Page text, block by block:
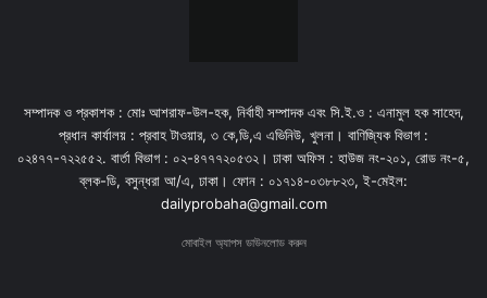
সম্পাদক ও প্রকাশক : মোঃ আশরাফ-উল-হক, নির্বাহী সম্পাদক এবং সি.ই.ও : এনামুল হক সাহেদ,
প্রধান কার্যালয় : প্রবাহ টাওয়ার, ৩ কে,ডি,এ এভিনিউ, খুলনা। বাণিজ্যিক বিভাগ :
০২৪৭৭-৭২২৫৫২. বার্তা বিভাগ : ০২-৪৭৭৭২০৫৩২। ঢাকা অফিস : হাউজ নং-২০১, রোড নং-৫,
ব্লক-ডি, বসুন্ধরা আ/এ, ঢাকা। ফোন : ০১৭১৪-০৩৮৮২৩, ই-মেইল:
dailyprobaha@gmail.com
মোবাইল অ্যাপস ডাউনলোড করুন